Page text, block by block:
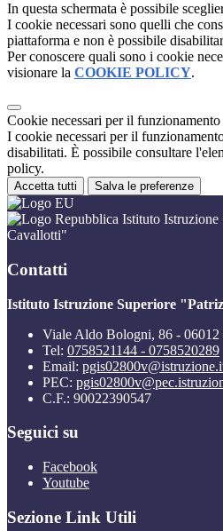
In questa schermata è possibile
I cookie necessari sono quelli che
piattaforma e non è possibile
Per conoscere quali sono i cookie
visionare la COOKIE POLICY.
Cookie necessari per il funzionamento
I cookie necessari per il
disabilitati. È possibile consultare
policy.
Accetta tutti Salva le preferenze
Istituto
Cavallotti"
Contatti
Istituto Istruzione Superiore
Viale Aldo Bologni, 86 - 06012
Tel: 0758521144 - 0758520289
Email:
PEC:
C.F.: 90022390547
Seguici su
Facebook
Youtube
Sezione Link Utili